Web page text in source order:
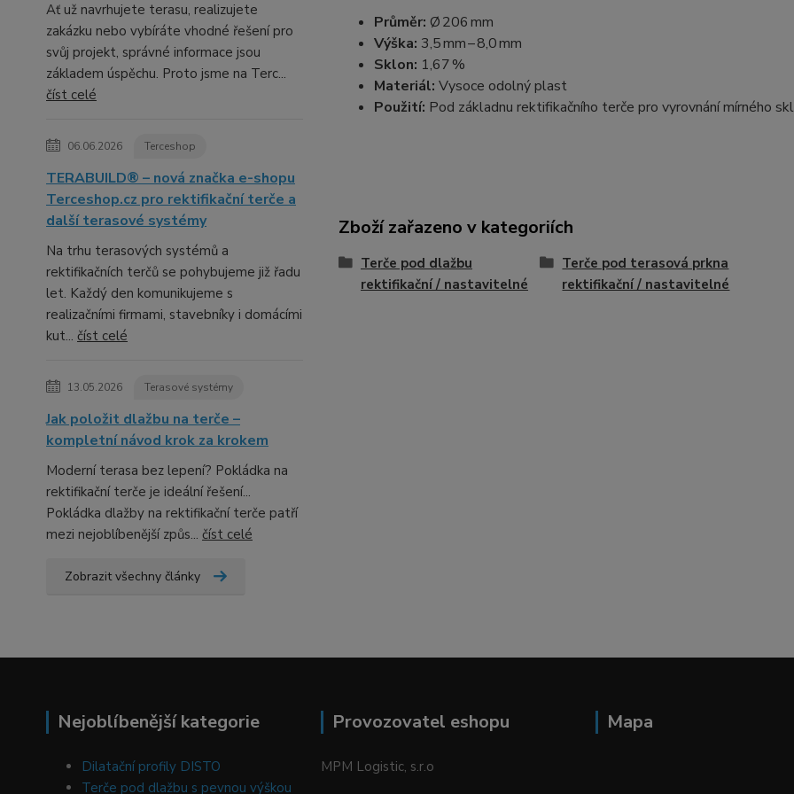
Ať už navrhujete terasu, realizujete
zakázku nebo vybíráte vhodné řešení pro
svůj projekt, správné informace jsou
základem úspěchu. Proto jsme na Terc...
číst celé
06.06.2026 Terceshop
TERABUILD® – nová značka e-shopu
Terceshop.cz pro rektifikační terče a
další terasové systémy
Na trhu terasových systémů a
rektifikačních terčů se pohybujeme již řadu
let. Každý den komunikujeme s
realizačními firmami, stavebníky i domácími
kut... číst celé
13.05.2026 Terasové systémy
Jak položit dlažbu na terče –
kompletní návod krok za krokem
Moderní terasa bez lepení? Pokládka na
rektifikační terče je ideální řešení...
Pokládka dlažby na rektifikační terče patří
mezi nejoblíbenější způs... číst celé
Zobrazit všechny články
Průměr: Ø 206 mm
Výška: 3,5 mm – 8,0 mm
Sklon: 1,67 %
Materiál: Vysoce odolný plast
Použití: Pod základnu rektifikačního terče pro vyrovnání mírného
Zboží zařazeno v kategoriích
Terče pod dlažbu
rektifikační / nastavitelné
Terče pod terasová prkna
rektifikační / nastavitelné
Nejoblíbenější kategorie
Dilatační profily DISTO
Terče pod dlažbu s pevnou výškou
Provozovatel eshopu
MPM Logistic, s.r.o
Mapa